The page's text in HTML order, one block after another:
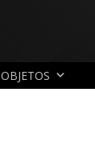
OBJETOS